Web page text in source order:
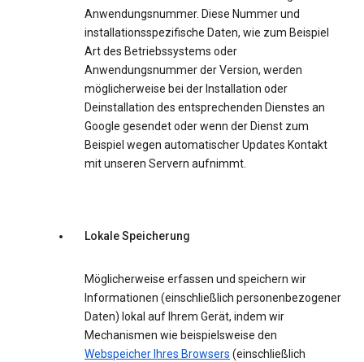
Anwendungsnummer. Diese Nummer und
installationsspezifische Daten, wie zum Beispiel
Art des Betriebssystems oder
Anwendungsnummer der Version, werden
möglicherweise bei der Installation oder
Deinstallation des entsprechenden Dienstes an
Google gesendet oder wenn der Dienst zum
Beispiel wegen automatischer Updates Kontakt
mit unseren Servern aufnimmt.
Lokale Speicherung
Möglicherweise erfassen und speichern wir
Informationen (einschließlich personenbezogener
Daten) lokal auf Ihrem Gerät, indem wir
Mechanismen wie beispielsweise den
Webspeicher Ihres Browsers (einschließlich